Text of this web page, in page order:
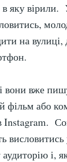
в яку
на вулиці,
і вони вже
фільм або
Instagram.
висловитись
і,